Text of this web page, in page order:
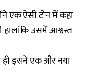
एक ऐसी टोन में कहा
हालांकि उसमें आश्वस्त
ही इसने एक और नया